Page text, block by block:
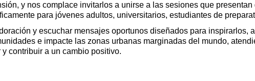
y nos complace invitarlos a unirse a las sesiones que
para jóvenes adultos, universitarios, estudiantes de
y escuchar mensajes oportunos diseñados para inspirarlos,
e impacte las zonas urbanas marginadas del mundo,
contribuir a un cambio positivo.